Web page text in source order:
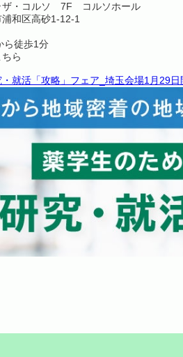
ザ・コルソ 7F コルソホール
和区高砂1-12-1
ら徒歩1分
ら
就活「攻略」フェア_埼玉会場1月29